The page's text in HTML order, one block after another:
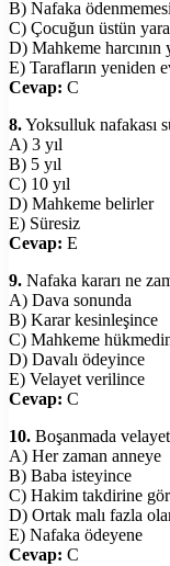
B) Nafaka
C) Çocuğun üstün
D) Mahkeme harcının
E) Tarafların yeniden
Cevap: C
8.Yoksulluk nafakası
A) 3 yıl
B) 5 yıl
C) 10 yıl
D) Mahkeme belirler
E) Süresiz
Cevap: E
9. Nafaka kararı ne
A) Dava sonunda
B) Karar kesinleşince
C) Mahkeme
D) Davalı ödeyince
E) Velayet verilince
Cevap: C
10. Boşanmada
A) Her zaman anneye
B) Baba isteyince
C) Hakim takdirine
D) Ortak malı fazla
E) Nafaka ödeyene
Cevap: C